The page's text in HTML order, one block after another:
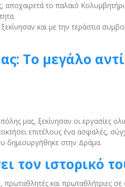
το παλαιό
και με την τεράστια
Το μεγάλο
μας, ξεκίνησαν οι εργασίες
επιτέλους ένα ασφαλές,
δημιουργήθηκε στην Δράμα.
τον ιστορικό
και πρωταθλήτριες σε